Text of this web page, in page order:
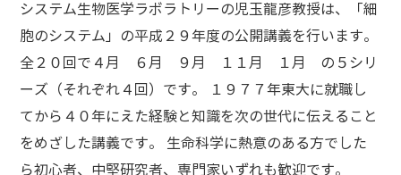
システム生物医学ラボラトリーの児玉龍彦教授は、「細
胞のシステム」の平成２９年度の公開講義を行います。
全２０回で４月 ６月 ９月 １１月 １月 の５シリ
ーズ（それぞれ４回）です。 １９７７年東大に就職し
てから４０年にえた経験と知識を次の世代に伝えること
をめざした講義です。 生命科学に熱意のある方でした
ら初心者、中堅研究者、専門家いずれも歓迎です。